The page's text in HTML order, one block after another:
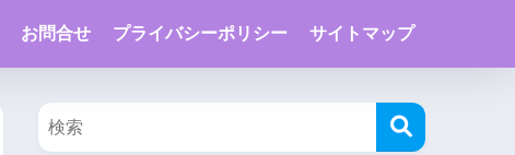
お問合せ プライバシーポリシー サイトマップ